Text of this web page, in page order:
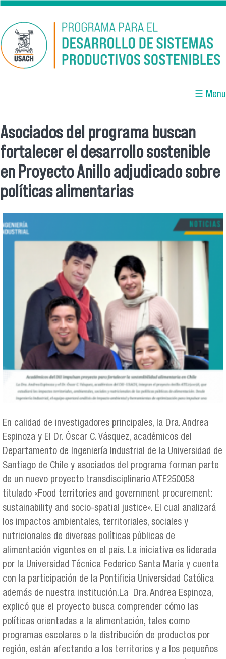
Pasar al contenido principal
☰ Menu
Se encuentra usted aquí
Asociados del programa buscan
fortalecer el desarrollo sostenible
en Proyecto Anillo adjudicado sobre
políticas alimentarias
En calidad de investigadores principales, la Dra. Andrea
Espinoza y El Dr. Óscar C. Vásquez, académicos del
Departamento de Ingeniería Industrial de la Universidad de
Santiago de Chile y asociados del programa forman parte
de un nuevo proyecto transdisciplinario ATE250058
titulado «Food territories and government procurement:
sustainability and socio-spatial justice». El cual analizará
los impactos ambientales, territoriales, sociales y
nutricionales de diversas políticas públicas de
alimentación vigentes en el país. La iniciativa es liderada
por la Universidad Técnica Federico Santa María y cuenta
con la participación de la Pontificia Universidad Católica
además de nuestra institución.La Dra. Andrea Espinoza,
explicó que el proyecto busca comprender cómo las
políticas orientadas a la alimentación, tales como
programas escolares o la distribución de productos por
región, están afectando a los territorios y a los pequeños